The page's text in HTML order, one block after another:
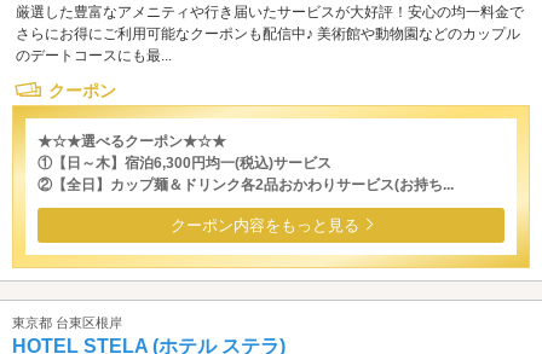
厳選した豊富なアメニティや行き届いたサービスが大好評！安心の均一料金で
さらにお得にご利用可能なクーポンも配信中♪ 美術館や動物園などのカップル
のデートコースにも最...
クーポン
★☆★選べるクーポン★☆★
①【日～木】宿泊6,300円均一(税込)サービス
②【全日】カップ麺＆ドリンク各2品おかわりサービス(お持ち...
クーポン内容をもっと見る
東京都 台東区根岸
HOTEL STELA (ホテル ステラ)